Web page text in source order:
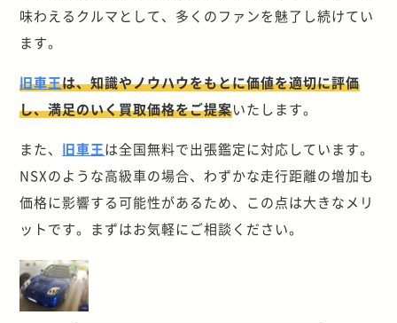
味わえるクルマとして、多くのファンを魅了し続けてい
ます。
旧車王は、知識やノウハウをもとに価値を適切に評価
し、満足のいく買取価格をご提案いたします。
また、 旧車王は全国無料で出張鑑定に対応しています。
NSXのような高級車の場合、わずかな走行距離の増加も
価格に影響する可能性があるため、この点は大きなメリ
ットです。まずはお気軽にご相談ください。